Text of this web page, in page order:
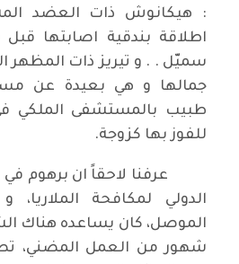
: هيكانوش ذات العضد
اطلاقة بندقية اصابتها
سميّل . . و تيريز ذات المظهر
جمالها و هي بعيدة عن
طبيب بالمستشفى الملكي
للفوز بها كزوجة.
عرفنا لاحقاً ان برهوم في
الدولي لمكافحة
الموصل، كان يساعده هناك
شهور من العمل المضني،